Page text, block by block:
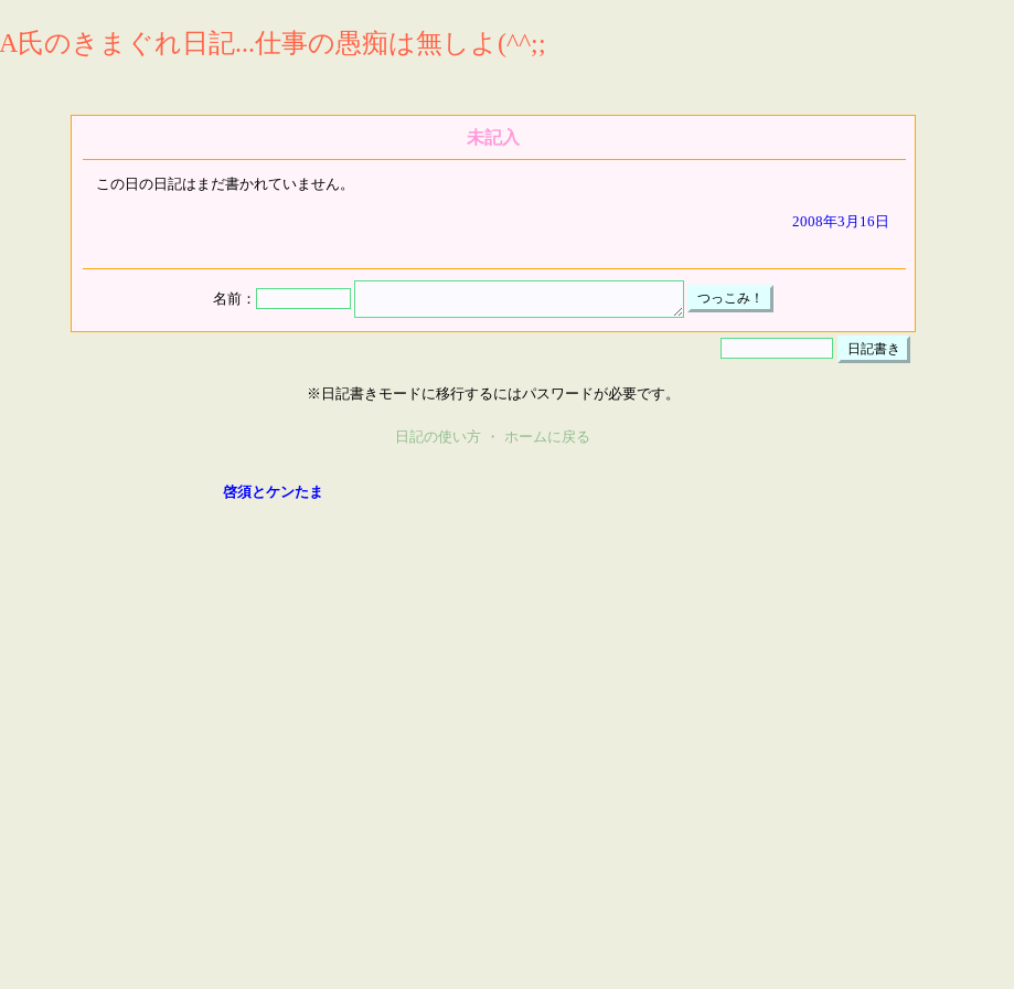
A氏のきまぐれ日記...仕事の愚痴は無しよ(^^;;
未記入
この日の日記はまだ書かれていません。
2008年3月16日
名前：
※日記書きモードに移行するにはパスワードが必要です。
日記の使い方 ・ ホームに戻る
啓須とケンたま